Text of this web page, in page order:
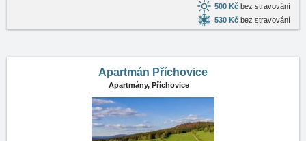
500 Kč bez stravování
530 Kč bez stravování
Apartmán Příchovice
Apartmány, Příchovice